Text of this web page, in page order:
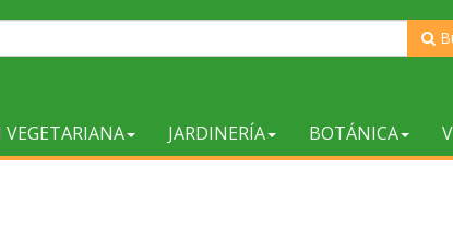
JARDINERÍA BOTÁNICA